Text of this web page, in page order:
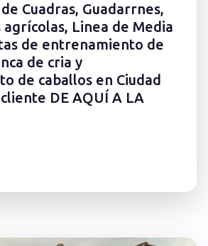
Cuadras, Guadarrnes,
agrícolas, Linea de Media
de entrenamiento de
de cria y
de caballos en Ciudad
DE AQUÍ A LA